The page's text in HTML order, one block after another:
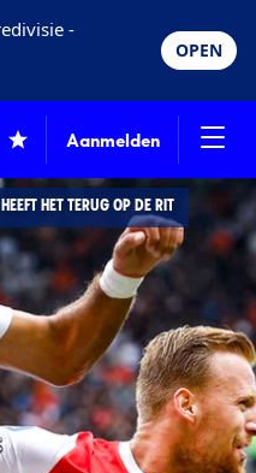
-
OPEN
Aanmelden
HET TERUG OP DE RIT